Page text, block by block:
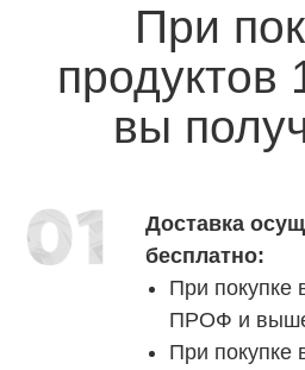
При
продуктов
вы
Доставка
бесплатно:
При покупке
ПРОФ и
При покупке